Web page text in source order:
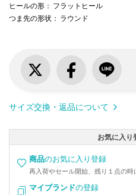
ヒールの形 ： フラットヒール
つま先の形状 ： ラウンド
サイズ交換・返品について
お気に入り
商品のお気に入り登録
再入荷やセール開始、残り１点の
マイブランドの登録